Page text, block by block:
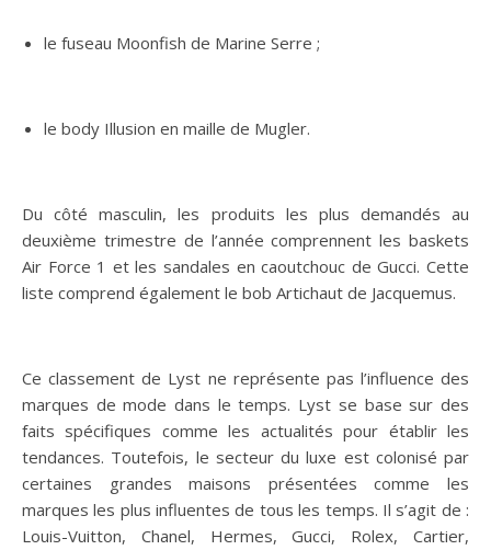
le fuseau Moonfish de Marine Serre ;
le body Illusion en maille de Mugler.
Du côté masculin, les produits les plus demandés au
deuxième trimestre de l’année comprennent les baskets
Air Force 1 et les sandales en caoutchouc de Gucci. Cette
liste comprend également le bob Artichaut de Jacquemus.
Ce classement de Lyst ne représente pas l’influence des
marques de mode dans le temps. Lyst se base sur des
faits spécifiques comme les actualités pour établir les
tendances. Toutefois, le secteur du luxe est colonisé par
certaines grandes maisons présentées comme les
marques les plus influentes de tous les temps. Il s’agit de :
Louis-Vuitton, Chanel, Hermes, Gucci, Rolex, Cartier,